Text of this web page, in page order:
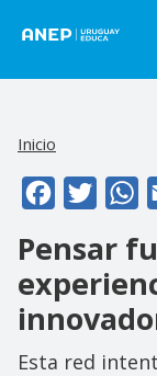
Inicio
FacebookTwitter
Pensar
Esta red